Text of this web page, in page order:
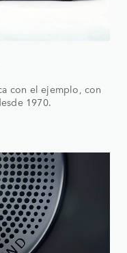
con el ejemplo, con
1970.